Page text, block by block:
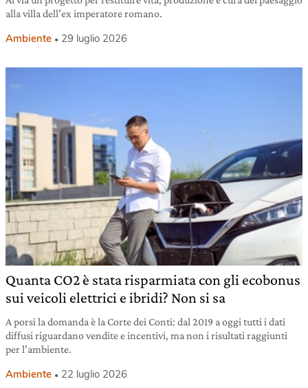
alla villa dell’ex imperatore romano.
Ambiente 29 luglio 2026
Quanta CO2 è stata risparmiata con gli ecobonus
sui veicoli elettrici e ibridi? Non si sa
A porsi la domanda è la Corte dei Conti: dal 2019 a oggi tutti i dati
diffusi riguardano vendite e incentivi, ma non i risultati raggiunti
per l’ambiente.
Ambiente 22 luglio 2026